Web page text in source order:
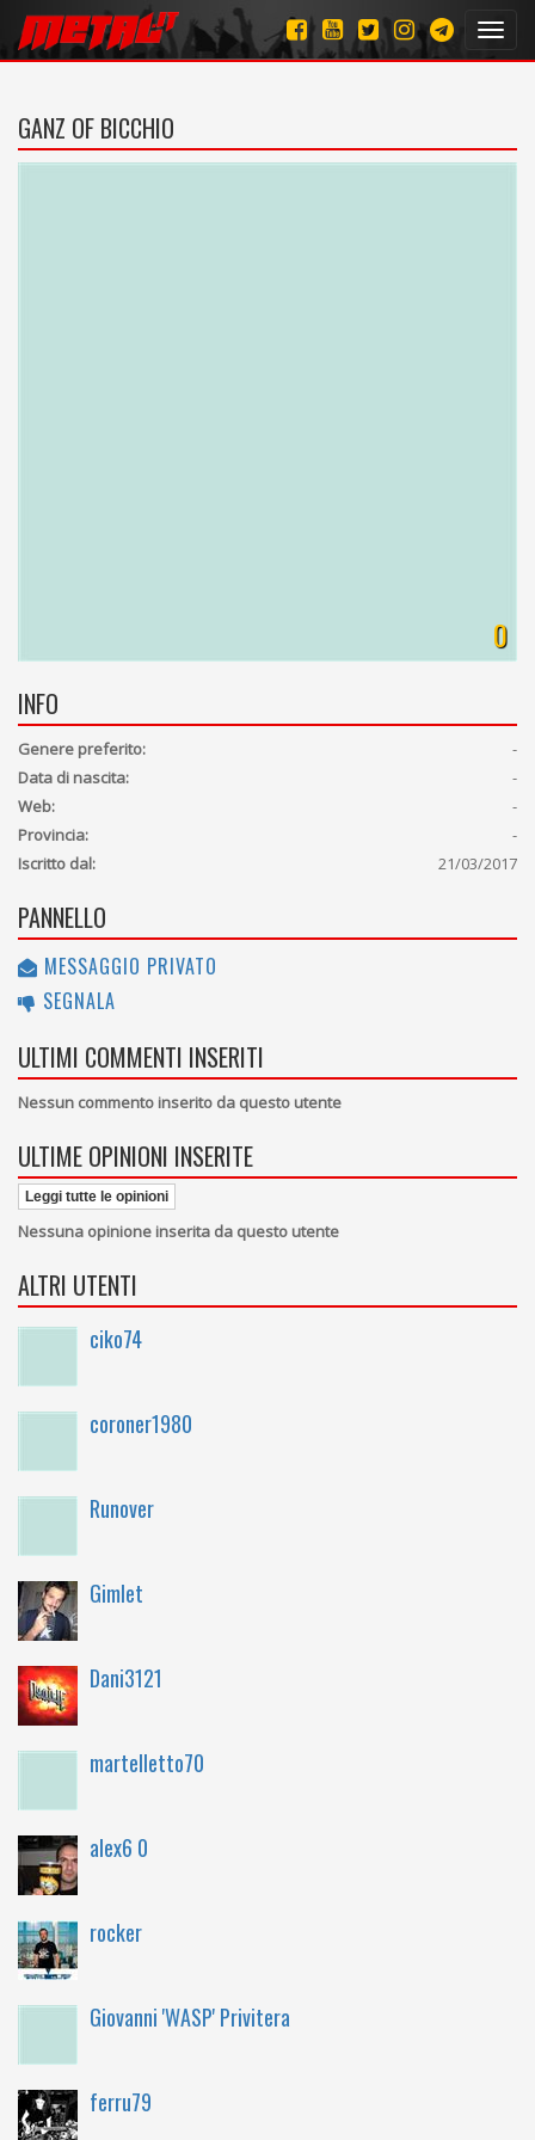
GANZ OF BICCHIO
0
INFO
Genere preferito:
-
Data di nascita:
-
Web:
-
Provincia:
-
Iscritto dal:
21/03/2017
PANNELLO
MESSAGGIO PRIVATO
SEGNALA
ULTIMI COMMENTI INSERITI
Nessun commento inserito da questo utente
ULTIME OPINIONI INSERITE
Leggi tutte le opinioni
Nessuna opinione inserita da questo utente
ALTRI UTENTI
ciko74
coroner1980
Runover
Gimlet
Dani3121
martelletto70
alex6 0
rocker
Giovanni 'WASP' Privitera
ferru79